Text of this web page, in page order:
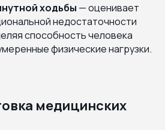
ходьбы — оценивает
недостаточности
способность человека
физические нагрузки.
медицинских